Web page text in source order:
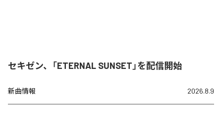
セキゼン、「ETERNAL SUNSET」を配信開始
新曲情報 2026.8.9